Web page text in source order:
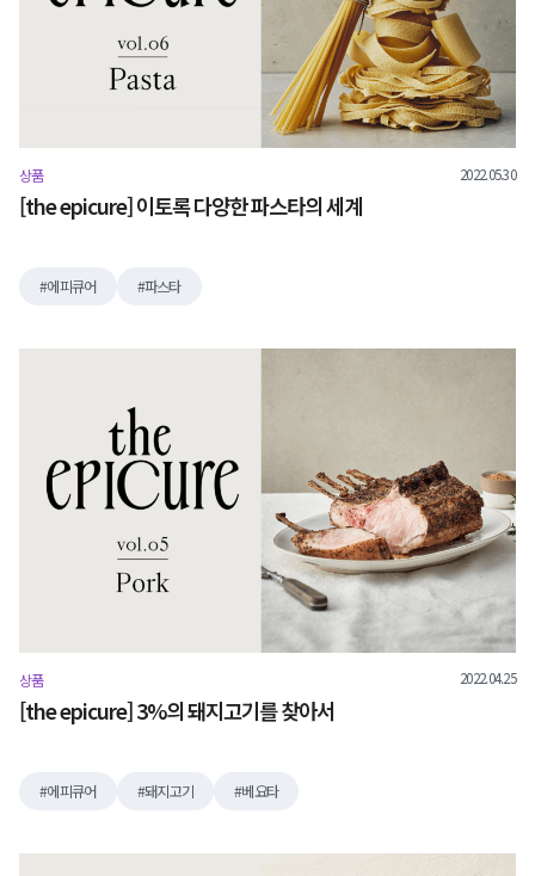
상품 2022.05.30
[the epicure] 이토록 다양한 파스타의 세계
에피큐어 파스타
상품 2022.04.25
[the epicure] 3%의 돼지고기를 찾아서
에피큐어 돼지고기 베요타